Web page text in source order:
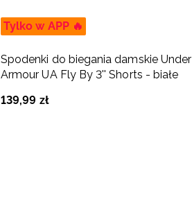
Tylko w APP 🔥
Spodenki do biegania damskie Under
Armour UA Fly By 3'' Shorts - białe
139,99 zł